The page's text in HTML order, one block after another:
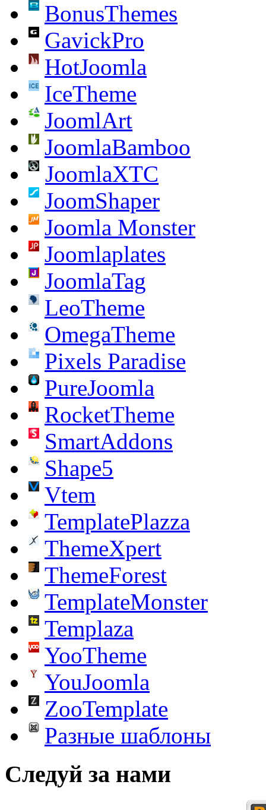
BonusThemes
GavickPro
HotJoomla
IceTheme
JoomlArt
JoomlaBamboo
JoomlaXTC
JoomShaper
Joomla Monster
Joomlaplates
JoomlaTag
LeoTheme
OmegaTheme
Pixels Paradise
PureJoomla
RocketTheme
SmartAddons
Shape5
Vtem
TemplatePlazza
ThemeXpert
ThemeForest
TemplateMonster
Templaza
YooTheme
YouJoomla
ZooTemplate
Разные шаблоны
Следуй за нами